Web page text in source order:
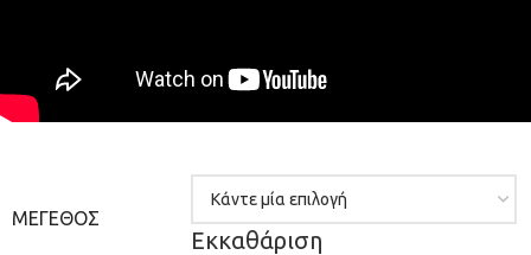
ΜΈΓΕΘΟΣ
Εκκαθάριση